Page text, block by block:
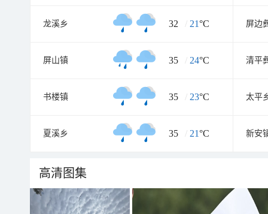
龙溪乡 32 / 21°C 屏边
屏山镇 35 / 24°C 清平
书楼镇 35 / 23°C 太平
夏溪乡 35 / 21°C 新安
高清图集